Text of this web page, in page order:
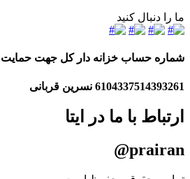
ما را دنبال کنید
شماره حساب خزانه دار کل جهت
6104337514393261 نسرین قربانی
ارتباط با ما در ایتا
prairan@